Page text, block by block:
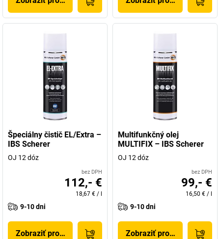
Špeciálny čistič EL/Extra –
IBS Scherer
OJ 12 dóz
bez DPH
112,- €
18,67 € /
9-10 dni
Zobraziť produkt
Multifunkčný olej
MULTIFIX – IBS Scherer
OJ 12 dóz
bez DPH
99,- €
16,50 € /
9-10 dni
Zobraziť produkt